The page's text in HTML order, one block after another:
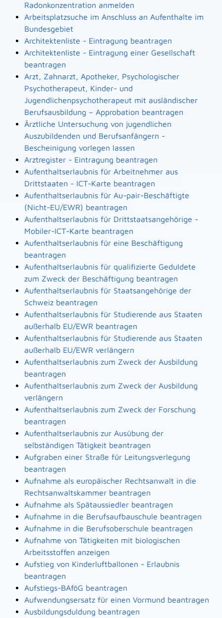
Radonkonzentration anmelden
Arbeitsplatzsuche im Anschluss an Aufenthalte im
Bundesgebiet
Architektenliste - Eintragung beantragen
Architektenliste - Eintragung einer Gesellschaft
beantragen
Arzt, Zahnarzt, Apotheker, Psychologischer
Psychotherapeut, Kinder- und
Jugendlichenpsychotherapeut mit ausländischer
Berufsausbildung – Approbation beantragen
Ärztliche Untersuchung von jugendlichen
Auszubildenden und Berufsanfängern -
Bescheinigung vorlegen lassen
Arztregister - Eintragung beantragen
Aufenthaltserlaubnis für Arbeitnehmer aus
Drittstaaten - ICT-Karte beantragen
Aufenthaltserlaubnis für Au-pair-Beschäftigte
(Nicht-EU/EWR) beantragen
Aufenthaltserlaubnis für Drittstaatsangehörige -
Mobiler-ICT-Karte beantragen
Aufenthaltserlaubnis für eine Beschäftigung
beantragen
Aufenthaltserlaubnis für qualifizierte Geduldete
zum Zweck der Beschäftigung beantragen
Aufenthaltserlaubnis für Staatsangehörige der
Schweiz beantragen
Aufenthaltserlaubnis für Studierende aus Staaten
außerhalb EU/EWR beantragen
Aufenthaltserlaubnis für Studierende aus Staaten
außerhalb EU/EWR verlängern
Aufenthaltserlaubnis zum Zweck der Ausbildung
beantragen
Aufenthaltserlaubnis zum Zweck der Ausbildung
verlängern
Aufenthaltserlaubnis zum Zweck der Forschung
beantragen
Aufenthaltserlaubnis zur Ausübung der
selbständigen Tätigkeit beantragen
Aufgraben einer Straße für Leitungsverlegung
beantragen
Aufnahme als europäischer Rechtsanwalt in die
Rechtsanwaltskammer beantragen
Aufnahme als Spätaussiedler beantragen
Aufnahme in die Berufsaufbauschule beantragen
Aufnahme in die Berufsoberschule beantragen
Aufnahme von Tätigkeiten mit biologischen
Arbeitsstoffen anzeigen
Aufstieg von Kinderluftballonen - Erlaubnis
beantragen
Aufstiegs-BAföG beantragen
Aufwendungsersatz für einen Vormund beantragen
Ausbildungsduldung beantragen